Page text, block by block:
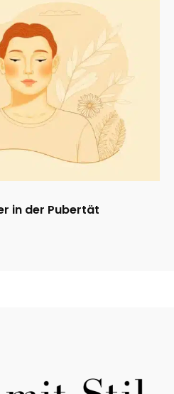
in der Pubertät